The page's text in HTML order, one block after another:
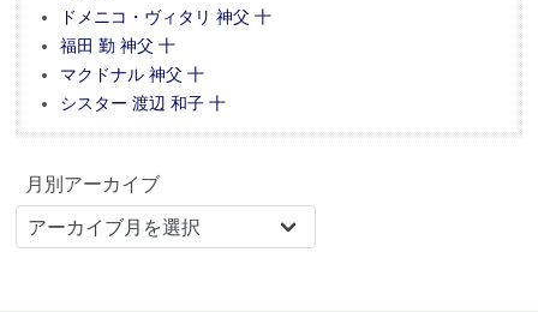
ドメニコ・ヴィタリ 神父 十
福田 勤 神父 十
マクドナル 神父 十
シスター 渡辺 和子 十
月別アーカイブ